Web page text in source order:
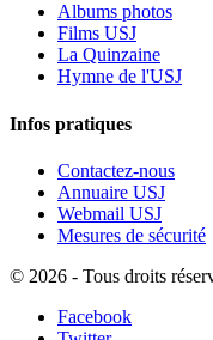
Albums photos
Films USJ
La Quinzaine
Hymne de l'USJ
Infos pratiques
Contactez-nous
Annuaire USJ
Webmail USJ
Mesures de sécurité
© 2026 - Tous droits
Facebook